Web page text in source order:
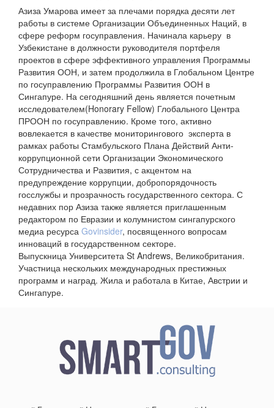
Азиза Умарова имеет за плечами порядка десяти лет
работы в системе Организации Объединенных Наций, в
сфере реформ госуправления. Начинала карьеру в
Узбекистане в должности руководителя портфеля
проектов в сфере эффективного управления Программы
Развития ООН, и затем продолжила в Глобальном Центре
по госуправлению Программы Развития ООН в
Сингапуре. На сегодняшний день является почетным
исследователем(Honorary Fellow) Глобального Центра
ПРООН по госуправлению. Кроме того, активно
вовлекается в качестве мониторингового эксперта в
рамках работы Стамбульского Плана Действий Анти-
коррупционной сети Организации Экономического
Сотрудничества и Развития, с акцентом на
предупреждение коррупции, добропорядочность
госслужбы и прозрачность государственного сектора. С
недавних пор Азиза также является приглашенным
редактором по Евразии и колумнистом сингапурского
медиа ресурса Govinsider, посвященного вопросам
инноваций в государственном секторе.
Выпускница Университета St Andrews, Великобритания.
Участница нескольких международных престижных
программ и наград. Жила и работала в Китае, Австрии и
Сингапуре.